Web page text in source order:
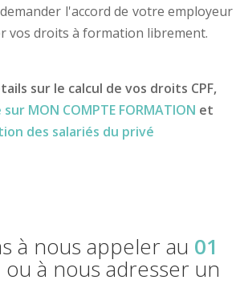
l'accord de votre employeur
vos droits à formation librement.
sur le calcul de vos droits CPF,
MON COMPTE FORMATION et
des salariés du privé
à nous appeler au 01
ou à nous adresser un